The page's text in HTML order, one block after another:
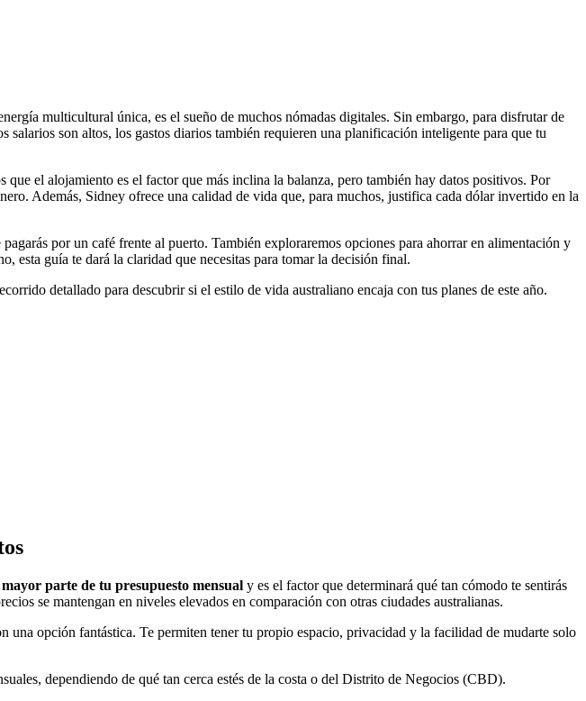
multicultural única, es el sueño de muchos nómadas digitales. Sin embargo, para disfrutar de
salarios son altos, los gastos diarios también requieren una planificación inteligente para que tu
el alojamiento es el factor que más inclina la balanza, pero también hay datos positivos. Por
Además, Sidney ofrece una calidad de vida que, para muchos, justifica cada dólar invertido en la
por un café frente al puerto. También exploraremos opciones para ahorrar en alimentación y
esta guía te dará la claridad que necesitas para tomar la decisión final.
detallado para descubrir si el estilo de vida australiano encaja con tus planes de este año.
parte de tu presupuesto mensual y es el factor que determinará qué tan cómodo te sentirás
se mantengan en niveles elevados en comparación con otras ciudades australianas.
una opción fantástica. Te permiten tener tu propio espacio, privacidad y la facilidad de mudarte solo
dependiendo de qué tan cerca estés de la costa o del Distrito de Negocios (CBD).